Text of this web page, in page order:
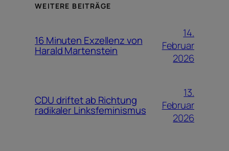
WEITERE BEITRÄGE
16 Minuten Exzellenz von
Harald Martenstein
14.
Februar
2026
CDU driftet ab Richtung
radikaler Linksfeminismus
13.
Februar
2026